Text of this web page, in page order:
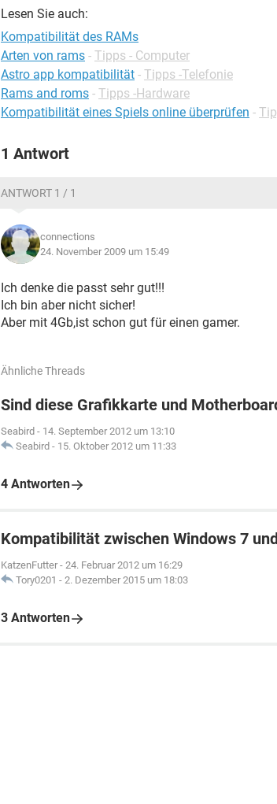
Lesen Sie auch:
Kompatibilität des RAMs
Arten von rams - Tipps - Computer
Astro app kompatibilität - Tipps -Telefonie
Rams and roms - Tipps -Hardware
Kompatibilität eines Spiels online überprüfen -
1 Antwort
ANTWORT 1 / 1
connections
24. November 2009 um 15:49
Ich denke die passt sehr gut!!!
Ich bin aber nicht sicher!
Aber mit 4Gb,ist schon gut für einen gamer.
Ähnliche Threads
Sind diese Grafikkarte und
Seabird - 14. September 2012 um 13:10
Seabird - 15. Oktober 2012 um 11:33
4 Antworten
Kompatibilität zwischen Windows 7
KatzenFutter - 24. Februar 2012 um 16:29
Tory0201 - 2. Dezember 2015 um 18:03
3 Antworten